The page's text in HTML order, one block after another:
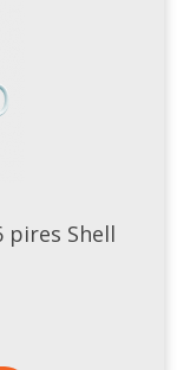
pires Shell